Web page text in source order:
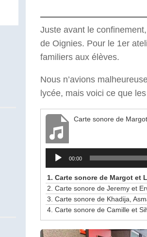
Juste avant le
de Oignies. Pour le 1er
familiers aux élèves.
Nous n’avions
lycée, mais voici ce que
Carte sonore de
Lecteur
audio
00:00
1. Carte sonore de Margot et
2. Carte sonore de Jeremy et
3. Carte sonore de Khadija,
4. Carte sonore de Camille et